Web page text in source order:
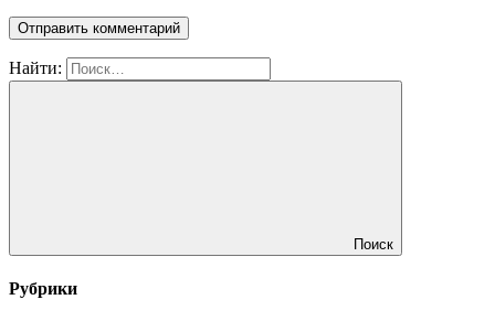
Найти:
Поиск
Рубрики